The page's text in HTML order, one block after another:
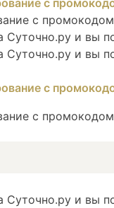
с промокодом
Суточно.ру и вы
и вы
с промокодом
и вы